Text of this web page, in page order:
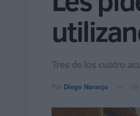
Tres de los cuatro
Por Diego Naranjo